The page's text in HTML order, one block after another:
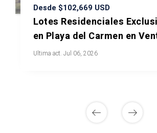
Desde $102,669 USD
Lotes Residenciales
en Playa del Carmen en
Ultima act. Jul 06, 2026